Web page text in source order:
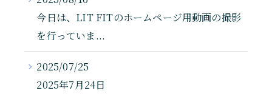
今日は、LIT FITのホームページ用動画の撮影
を行っていま...
2025/07/25
2025年7月24日